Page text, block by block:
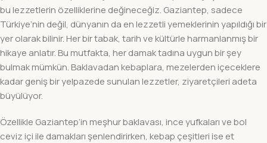
bu lezzetlerin özelliklerine değineceğiz. Gaziantep, sadece
Türkiye’nin değil, dünyanın da en lezzetli yemeklerinin yapıldığı bir
yer olarak bilinir. Her bir tabak, tarih ve kültürle harmanlanmış bir
hikaye anlatır. Bu mutfakta, her damak tadına uygun bir şey
bulmak mümkün. Baklavadan kebaplara, mezelerden içeceklere
kadar geniş bir yelpazede sunulan lezzetler, ziyaretçileri adeta
büyülüyor.
Özellikle Gaziantep’in meşhur baklavası, ince yufkaları ve bol
ceviz içi ile damakları şenlendirirken, kebap çeşitleri ise et